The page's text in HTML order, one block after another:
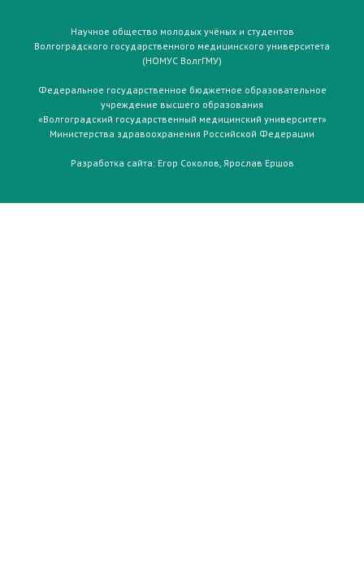
Научное общество молодых учёных и студентов
Волгоградского государственного медицинского университета
(НОМУС ВолгГМУ)
Федеральное государственное бюджетное образовательное
учреждение высшего образования
«Волгоградский государственный медицинский университет»
Министерства здравоохранения Российской Федерации
Разработка сайта: Егор Соколов, Ярослав Ершов